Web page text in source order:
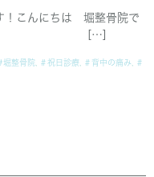
！こんにちは 堀整骨院で
堀整骨院 ＃祝日診療 ＃背中の痛み
＃